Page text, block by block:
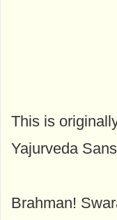
This is
Yajurveda
Brahman!